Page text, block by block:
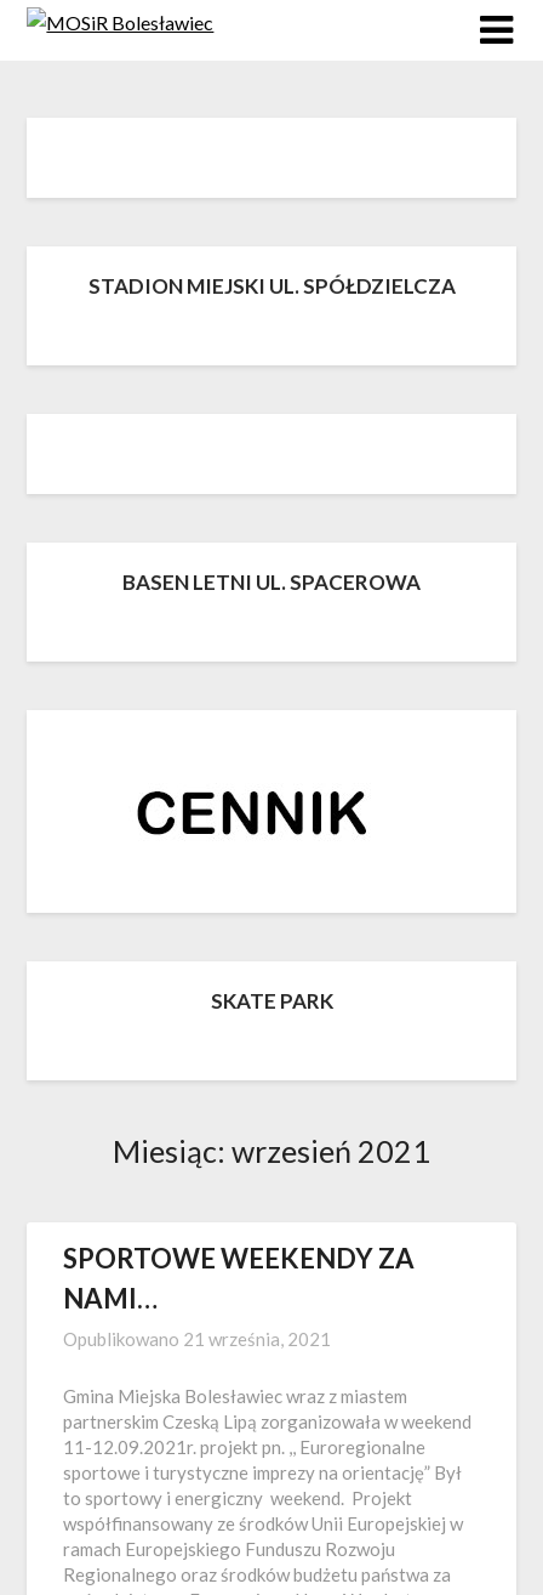
Skip
STADION MIEJSKI UL. SPÓŁDZIELCZA
BASEN LETNI UL. SPACEROWA
SKATE PARK
Miesiąc: wrzesień 2021
SPORTOWE WEEKENDY ZA
NAMI…
Opublikowano 21 września, 2021
Gmina Miejska Bolesławiec wraz z miastem
partnerskim Czeską Lipą zorganizowała w weekend
11-12.09.2021r. projekt pn. ,, Euroregionalne
sportowe i turystyczne imprezy na orientację” Był
to sportowy i energiczny weekend. Projekt
współfinansowany ze środków Unii Europejskiej w
ramach Europejskiego Funduszu Rozwoju
Regionalnego oraz środków budżetu państwa za